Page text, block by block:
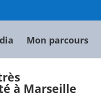
Mon parcours
à Marseille